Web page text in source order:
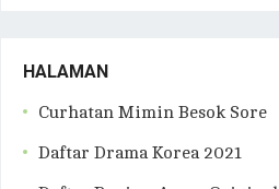
HALAMAN
Curhatan Mimin Besok Sore
Daftar Drama Korea 2021